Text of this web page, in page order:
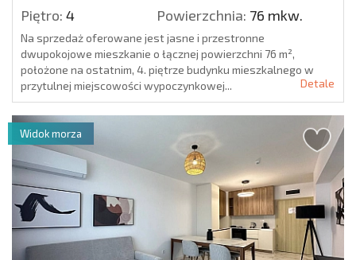
Piętro: 4 Powierzchnia: 76 mkw.
Na sprzedaż oferowane jest jasne i przestronne
dwupokojowe mieszkanie o łącznej powierzchni 76 m²,
położone na ostatnim, 4. piętrze budynku mieszkalnego w
przytulnej miejscowości wypoczynkowej...
Detale
Widok morza